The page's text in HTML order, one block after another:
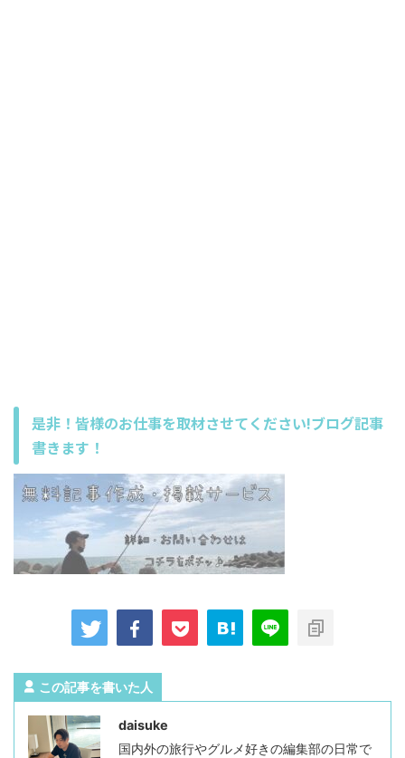
是非！皆様のお仕事を取材させてください!ブログ記事
書きます！
この記事を書いた人
daisuke
国内外の旅行やグルメ好きの編集部の日常で